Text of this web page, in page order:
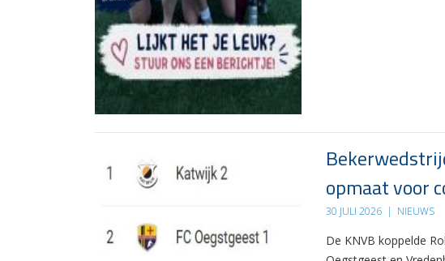
opmaat voor
30 JULI 2026 | NIEUWS
De KNVB koppelde